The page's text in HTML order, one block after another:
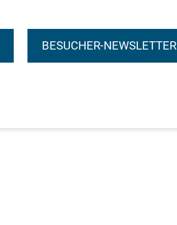
BESUCHER-NEWSLETTER